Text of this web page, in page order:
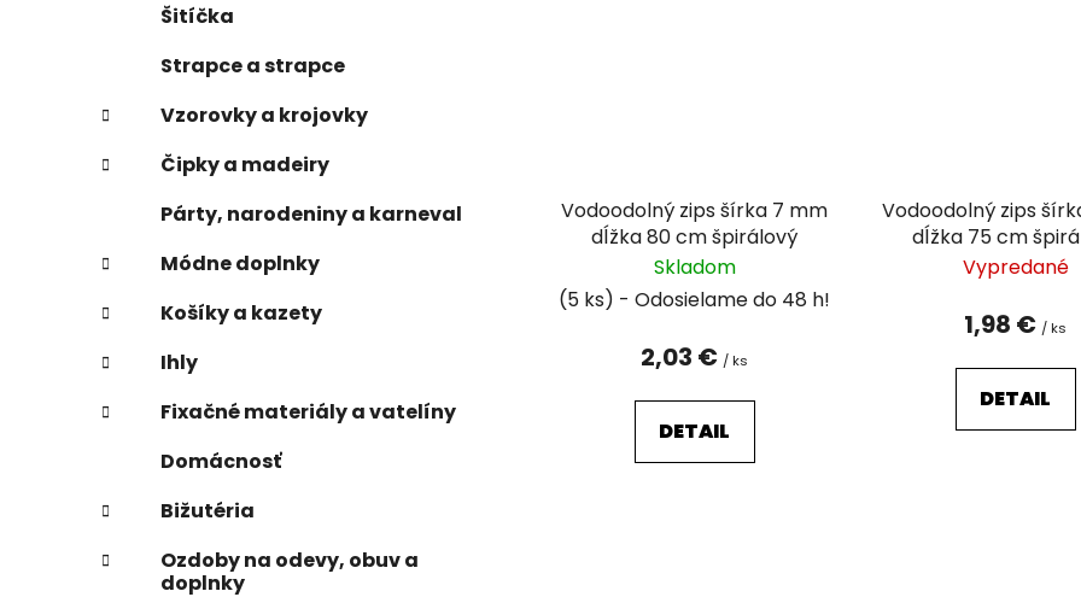
Šitíčka
Strapce a strapce
Vzorovky a krojovky
Čipky a madeiry
Párty, narodeniny a karneval
Módne doplnky
Košíky a kazety
Ihly
Fixačné materiály a vatelíny
Domácnosť
Bižutéria
Ozdoby na odevy, obuv a
doplnky
Vodoodolný zips šírka 7 mm
dĺžka 80 cm špirálový
Skladom
(5 ks)
2,03 € / ks
DETAIL
Vodoodolný zips
dĺžka 75 cm
Vypredané
1,98 € / ks
DETAIL